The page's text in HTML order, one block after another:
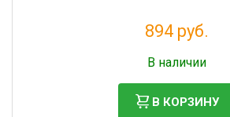
894 руб.
В наличии
В КОРЗИНУ